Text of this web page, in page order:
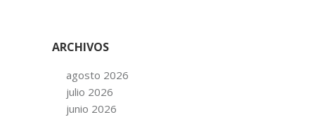
ARCHIVOS
agosto 2026
julio 2026
junio 2026